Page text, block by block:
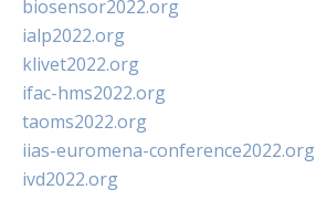
biosensor2022.org
ialp2022.org
klivet2022.org
ifac-hms2022.org
taoms2022.org
iias-euromena-conference2022.org
ivd2022.org